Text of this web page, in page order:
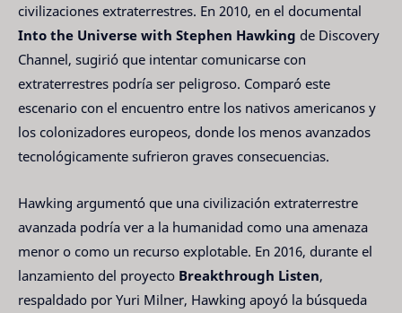
civilizaciones extraterrestres. En 2010, en el documental
Into the Universe with Stephen Hawking de Discovery
Channel, sugirió que intentar comunicarse con
extraterrestres podría ser peligroso. Comparó este
escenario con el encuentro entre los nativos americanos y
los colonizadores europeos, donde los menos avanzados
tecnológicamente sufrieron graves consecuencias.
Hawking argumentó que una civilización extraterrestre
avanzada podría ver a la humanidad como una amenaza
menor o como un recurso explotable. En 2016, durante el
lanzamiento del proyecto Breakthrough Listen,
respaldado por Yuri Milner, Hawking apoyó la búsqueda